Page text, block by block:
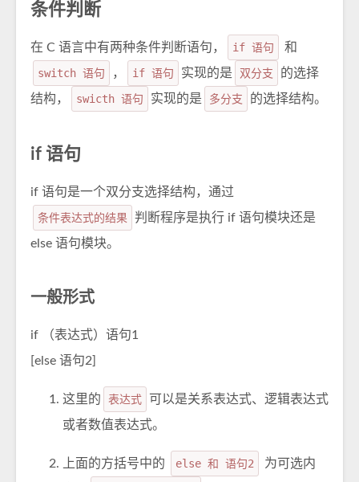
条件判断
在 C 语言中有两种条件判断语句， if 语句
和
switch 语句
， if 语句 实现的是 双分支
的选择
结构，
swicth 语句 实现的是 多分支 的选择结构。
if 语句
if 语句是一个双分支选择结构，通过
条件表达式的结果
判断程序是执行 if 语句模块还是
else 语句模块。
一般形式
if （表达式）语句1
[else 语句2]
这里的 表达式
可以是关系表达式、逻辑表达式
或者数值表达式。
上面的方括号中的 else 和 语句2
为可选内